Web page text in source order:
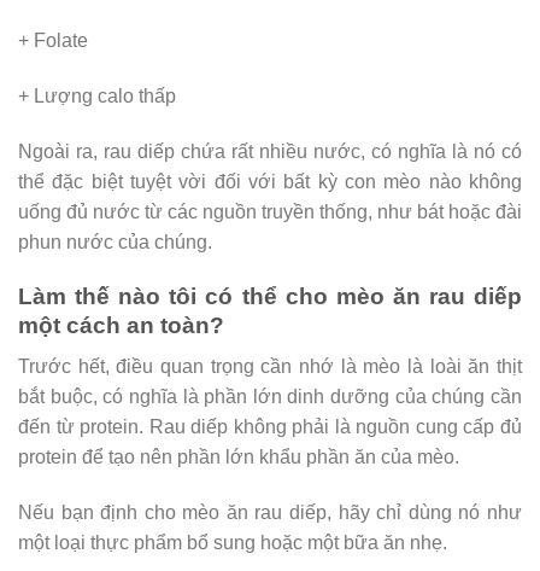
+ Folate
+ Lượng calo thấp
Ngoài ra, rau diếp chứa rất nhiều nước, có nghĩa là nó có
thể đặc biệt tuyệt vời đối với bất kỳ con mèo nào không
uống đủ nước từ các nguồn truyền thống, như bát hoặc đài
phun nước của chúng.
Làm thế nào tôi có thể cho mèo ăn rau diếp
một cách an toàn?
Trước hết, điều quan trọng cần nhớ là mèo là loài ăn thịt
bắt buộc, có nghĩa là phần lớn dinh dưỡng của chúng cần
đến từ protein. Rau diếp không phải là nguồn cung cấp đủ
protein để tạo nên phần lớn khẩu phần ăn của mèo.
Nếu bạn định cho mèo ăn rau diếp, hãy chỉ dùng nó như
một loại thực phẩm bổ sung hoặc một bữa ăn nhẹ.